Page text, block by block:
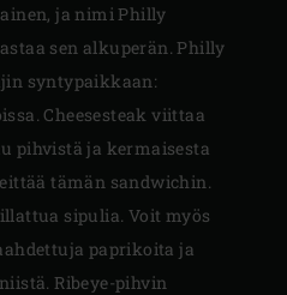
ja nimi Philly
sen alkuperän. Philly
syntypaikkaan:
Cheesesteak viittaa
pihvistä ja kermaisesta
tämän sandwichin.
sipulia. Voit myös
paprikoita ja
Ribeye-pihvin